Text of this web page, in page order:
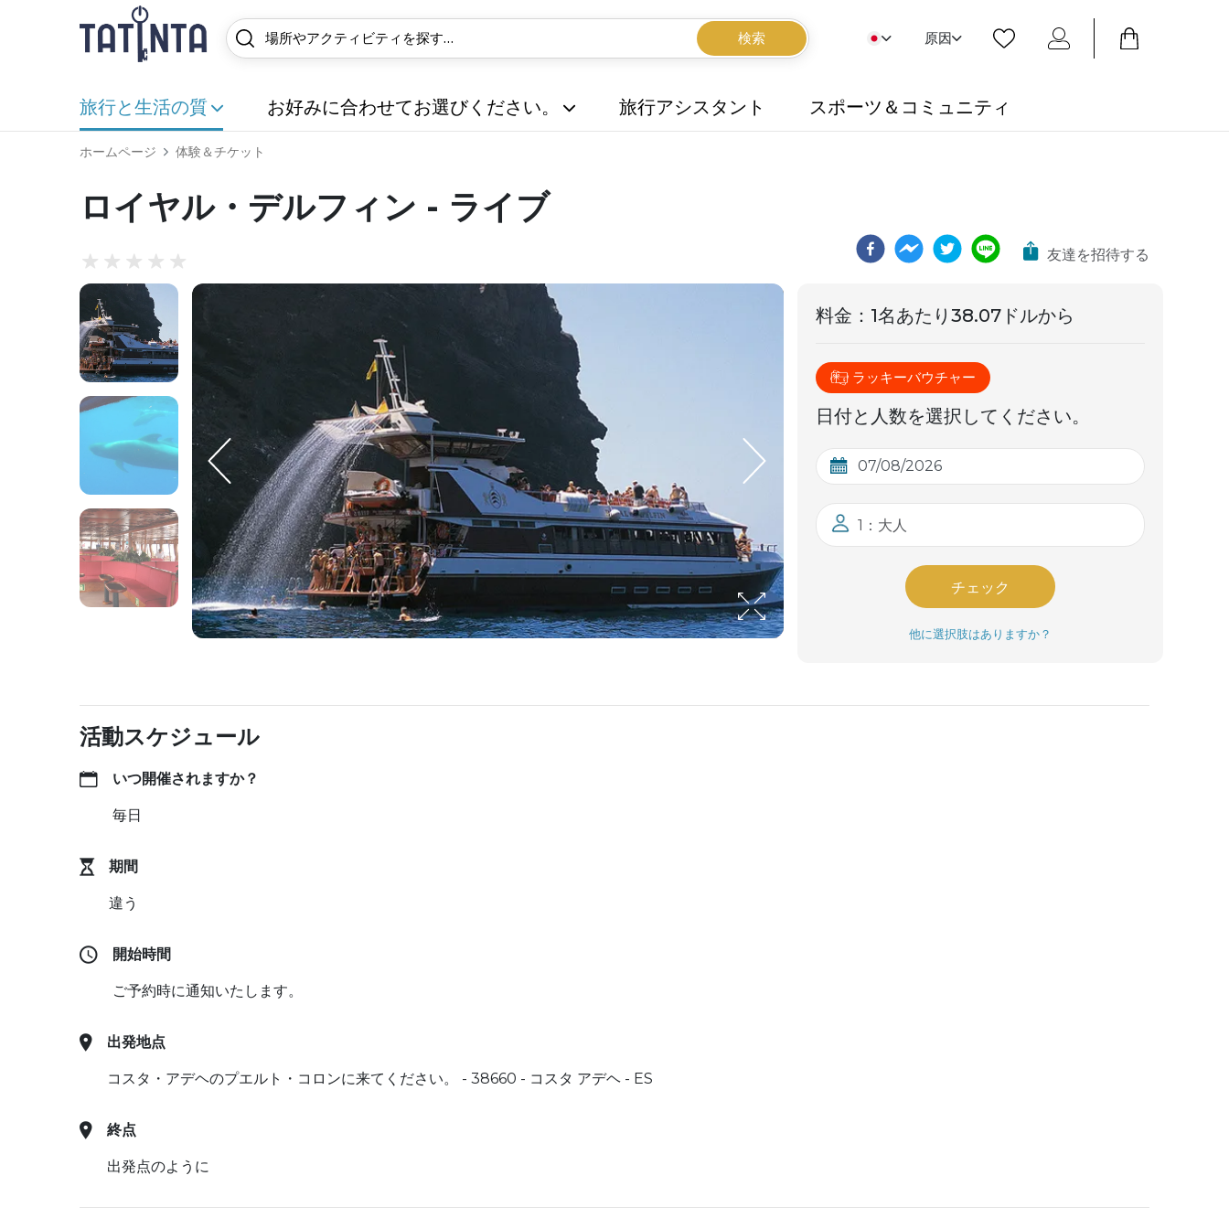
検索 原因
旅行と生活の質 お好みに合わせてお選びください。 旅行アシスタント スポーツ＆コミュニティ
ホームページ 体験＆チケット
ロイヤル・デルフィン - ライブ
友達を招待する
料金 ： 1名あたり38.07ドルから
ラッキーバウチャー
日付と人数を選択してください。
1：大人
チェック
他に選択肢はありますか？
活動スケジュール
いつ開催されますか？
毎日
期間
違う
開始時間
ご予約時に通知いたします。
出発地点
コスタ・アデヘのプエルト・コロンに来てください。 - 38660 - コスタ アデヘ - ES
終点
出発点のように